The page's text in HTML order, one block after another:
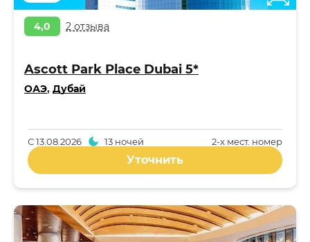
4,0 2 отзыва
Ascott Park Place Dubai 5*
ОАЭ, Дубай
2-x мест. номер
С13.08.2026 13 ночей
Уточнить